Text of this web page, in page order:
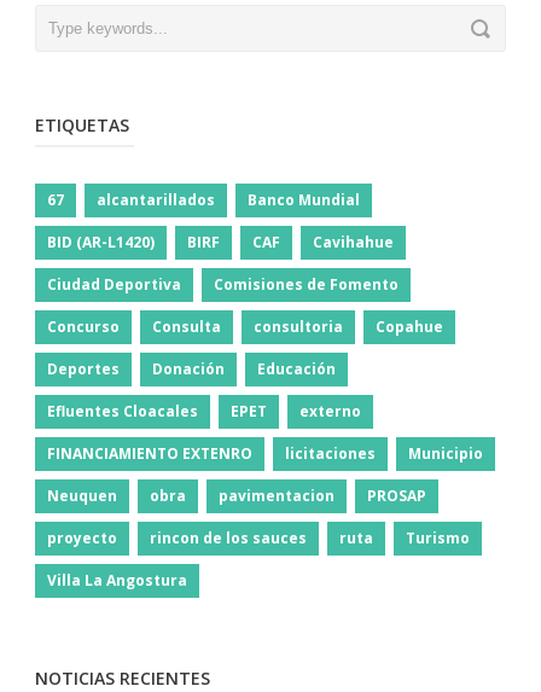
ETIQUETAS
67 alcantarillados Banco Mundial
BID (AR-L1420) BIRF CAF Cavihahue
Ciudad Deportiva Comisiones de Fomento
Concurso Consulta consultoria Copahue
Deportes Donación Educación
Efluentes Cloacales EPET externo
FINANCIAMIENTO EXTENRO licitaciones Municipio
Neuquen obra pavimentacion PROSAP
proyecto rincon de los sauces ruta Turismo
Villa La Angostura
NOTICIAS RECIENTES